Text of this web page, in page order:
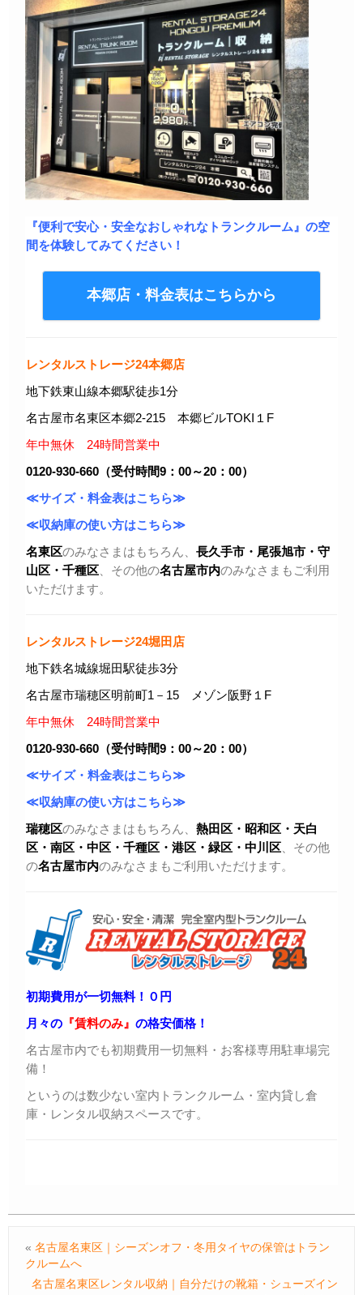
『便利で安心・安全なおしゃれなトランクルーム』の空
間を体験してみてください！
本郷店・料金表はこちらから
レンタルストレージ24本郷店
地下鉄東山線本郷駅徒歩1分
名古屋市名東区本郷2-215 本郷ビルTOKI１F
年中無休 24時間営業中
0120-930-660（受付時間9：00～20：00）
≪サイズ・料金表はこちら≫
≪収納庫の使い方はこちら≫
名東区のみなさまはもちろん、 長久手市・尾張旭市 ・守
山区・千種区 、その他の名古屋市内のみなさまもご利用
いただけます。
レンタルストレージ24堀田店
地下鉄名城線堀田駅徒歩3分
名古屋市瑞穂区明前町1－15 メゾン阪野１F
年中無休 24時間営業中
0120-930-660（受付時間9：00～20：00）
≪サイズ・料金表はこちら≫
≪収納庫の使い方はこちら≫
瑞穂区のみなさまはもちろん、 熱田区・昭和区・天白
区・ 南区・中区・千種区・港区・緑区・中川区 、その他
の名古屋市内のみなさまもご利用いただけます。
初期費用が一切無料！０円
月々の 『賃料のみ』 の格安価格！
名古屋市内でも初期費用一切無料・お客様専用駐車場完
備！
というのは数少ない室内トランクルーム・室内貸し倉
庫・レンタル収納スペースです。
« 名古屋名東区｜シーズンオフ・冬用タイヤの保管はトラン
クルームへ
名古屋名東区レンタル収納｜自分だけの靴箱・シューズイン